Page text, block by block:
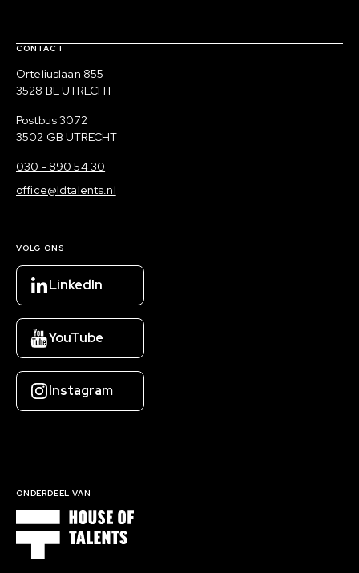
Contact, verdere links en colofon
CONTACT
Bezoekadres
Orteliuslaan 855
3528 BE UTRECHT
Postadres
Postbus 3072
3502 GB UTRECHT
030 - 890 54 30
office@ldtalents.nl
VOLG ONS
LinkedIn
YouTube
Instagram
ONDERDEEL VAN